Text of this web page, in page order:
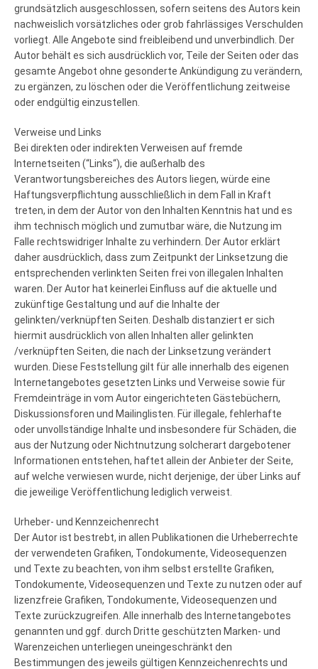
grundsätzlich ausgeschlossen, sofern seitens des Autors kein
nachweislich vorsätzliches oder grob fahrlässiges Verschulden
vorliegt. Alle Angebote sind freibleibend und unverbindlich. Der
Autor behält es sich ausdrücklich vor, Teile der Seiten oder das
gesamte Angebot ohne gesonderte Ankündigung zu verändern,
zu ergänzen, zu löschen oder die Veröffentlichung zeitweise
oder endgültig einzustellen.
Verweise und Links
Bei direkten oder indirekten Verweisen auf fremde
Internetseiten (“Links“), die außerhalb des
Verantwortungsbereiches des Autors liegen, würde eine
Haftungsverpflichtung ausschließlich in dem Fall in Kraft
treten, in dem der Autor von den Inhalten Kenntnis hat und es
ihm technisch möglich und zumutbar wäre, die Nutzung im
Falle rechtswidriger Inhalte zu verhindern. Der Autor erklärt
daher ausdrücklich, dass zum Zeitpunkt der Linksetzung die
entsprechenden verlinkten Seiten frei von illegalen Inhalten
waren. Der Autor hat keinerlei Einfluss auf die aktuelle und
zukünftige Gestaltung und auf die Inhalte der
gelinkten/verknüpften Seiten. Deshalb distanziert er sich
hiermit ausdrücklich von allen Inhalten aller gelinkten
/verknüpften Seiten, die nach der Linksetzung verändert
wurden. Diese Feststellung gilt für alle innerhalb des eigenen
Internetangebotes gesetzten Links und Verweise sowie für
Fremdeinträge in vom Autor eingerichteten Gästebüchern,
Diskussionsforen und Mailinglisten. Für illegale, fehlerhafte
oder unvollständige Inhalte und insbesondere für Schäden, die
aus der Nutzung oder Nichtnutzung solcherart dargebotener
Informationen entstehen, haftet allein der Anbieter der Seite,
auf welche verwiesen wurde, nicht derjenige, der über Links auf
die jeweilige Veröffentlichung lediglich verweist.
Urheber- und Kennzeichenrecht
Der Autor ist bestrebt, in allen Publikationen die Urheberrechte
der verwendeten Grafiken, Tondokumente, Videosequenzen
und Texte zu beachten, von ihm selbst erstellte Grafiken,
Tondokumente, Videosequenzen und Texte zu nutzen oder auf
lizenzfreie Grafiken, Tondokumente, Videosequenzen und
Texte zurückzugreifen. Alle innerhalb des Internetangebotes
genannten und ggf. durch Dritte geschützten Marken- und
Warenzeichen unterliegen uneingeschränkt den
Bestimmungen des jeweils gültigen Kennzeichenrechts und